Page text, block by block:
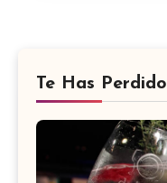
Te Has Perdido